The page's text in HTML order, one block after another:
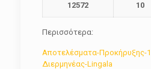
12572 10
Περισσότερα:
Αποτελέσματα-Προκήρυξης-
Διερμηνέας-Lingala